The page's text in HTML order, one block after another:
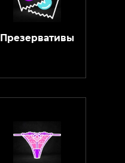
Презервативы